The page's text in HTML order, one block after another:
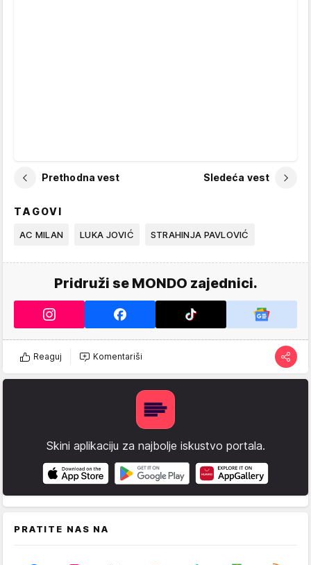
Prethodna vest Sledeća vest
TAGOVI
AC MILAN LUKA JOVIĆ STRAHINJA PAVLOVIĆ
Pridruži se MONDO zajednici.
Reaguj Komentariši
Skini aplikaciju za najbolje iskustvo portala.
PRATITE NAS NA